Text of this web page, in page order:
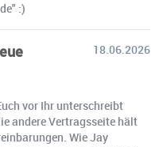
:)
18.06.2026
vor Ihr unterschreibt
andere Vertragsseite hält
Wie Jay